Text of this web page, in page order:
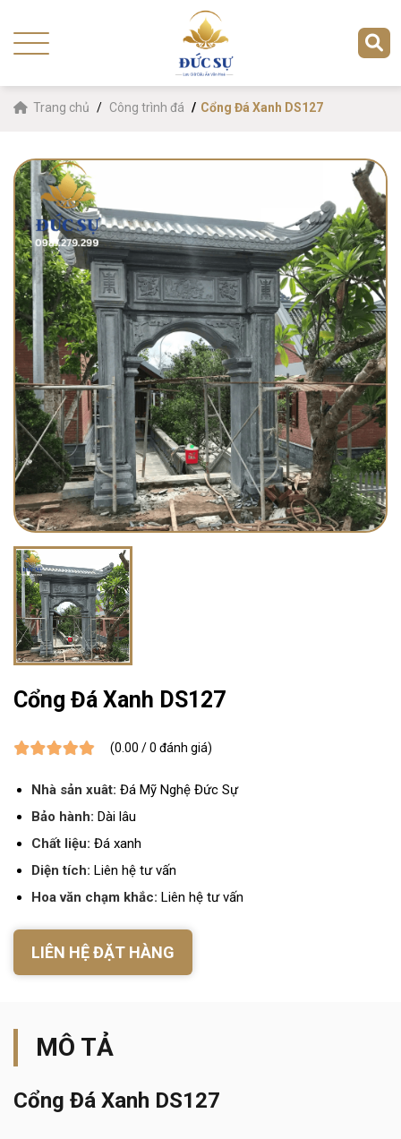
Trang chủ Công trình đá Cổng Đá Xanh DS127
Cổng Đá Xanh DS127
(0.00 / 0 đánh giá)
Nhà sản xuât: Đá Mỹ Nghệ Đức Sự
Bảo hành: Dài lâu
Chất liệu: Đá xanh
Diện tích: Liên hệ tư vấn
Hoa văn chạm khắc: Liên hệ tư vấn
LIÊN HỆ ĐẶT HÀNG
MÔ TẢ
Cổng Đá Xanh DS127